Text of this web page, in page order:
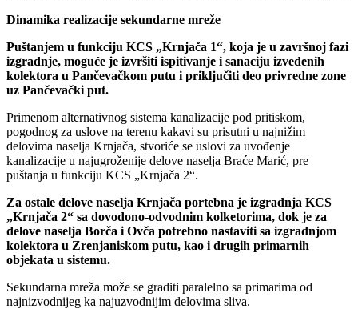
Dinamika realizacije sekundarne mreže
Puštanjem u funkciju KCS „Krnjača 1“, koja je u završnoj fazi
izgradnje, moguće je izvršiti ispitivanje i sanaciju izvedenih
kolektora u Pančevačkom putu i priključiti deo privredne zone
uz Pančevački put.
Primenom alternativnog sistema kanalizacije pod pritiskom,
pogodnog za uslove na terenu kakavi su prisutni u najnižim
delovima naselja Krnjača, stvoriće se uslovi za uvođenje
kanalizacije u najugroženije delove naselja Braće Marić, pre
puštanja u funkciju KCS „Krnjača 2“.
Za ostale delove naselja Krnjača portebna je izgradnja KCS
„Krnjača 2“ sa dovodono-odvodnim kolketorima, dok je za
delove naselja Borča i Ovča potrebno nastaviti sa izgradnjom
kolektora u Zrenjaniskom putu, kao i drugih primarnih
objekata u sistemu.
Sekundarna mreža može se graditi paralelno sa primarima od
najnizvodnijeg ka najuzvodnijim delovima sliva.